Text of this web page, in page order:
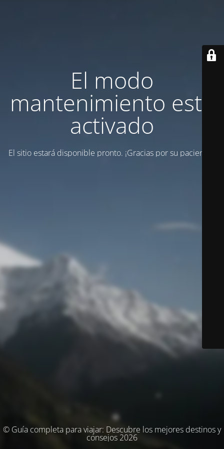
El modo
mantenimiento está
activado
El sitio estará disponible pronto. ¡Gracias por su paciencia!
© Guía completa para viajar: Descubre los mejores destinos y
consejos 2026